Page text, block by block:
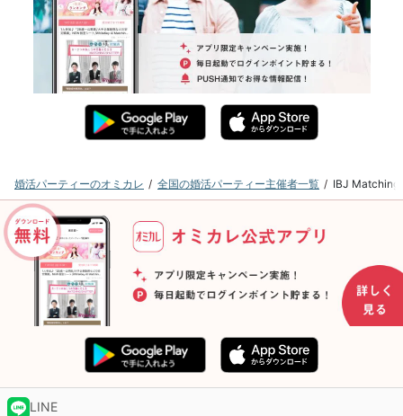
婚活パーティーのオミカレ 全国の婚活パーティー主催者一覧 IBJ Matching
LINE